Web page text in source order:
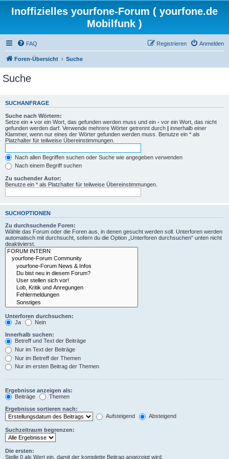
Inoffizielles yourfone-Forum ( yourfone.de
Mobilfunk )
FAQ Anmelden
Registrieren
Foren-Übersicht Suche
Suche
SUCHANFRAGE
Suche nach Wörtern:
Setze ein + vor ein Wort, das gefunden werden muss und ein - vor ein Wort, das nicht
gefunden werden darf. Verwende mehrere Wörter getrennt durch | innerhalb einer
Klammer, wenn nur eines der Wörter gefunden werden muss. Benutze ein * als
Platzhalter für teilweise Übereinstimmungen.
Nach allen Begriffen suchen oder Suche wie angegeben verwenden
Nach einem Begriff suchen
Zu suchender Autor:
Benutze ein * als Platzhalter für teilweise Übereinstimmungen.
SUCHOPTIONEN
Zu durchsuchende Foren:
Wähle das Forum oder die Foren aus, in denen gesucht werden soll. Unterforen werden
automatisch mit durchsucht, sofern du die Option „Unterforen durchsuchen“ unten nicht
deaktivierst.
Unterforen durchsuchen:
Ja
Nein
Innerhalb suchen:
Betreff und Text der Beiträge
Nur im Text der Beiträge
Nur im Betreff der Themen
Nur im ersten Beitrag der Themen
Ergebnisse anzeigen als:
Beiträge
Themen
Ergebnisse sortieren nach:
Aufsteigend
Absteigend
Suchzeitraum begrenzen:
Die ersten:
Stelle 0 als Wert ein, damit der komplette Beitrag angezeigt wird.